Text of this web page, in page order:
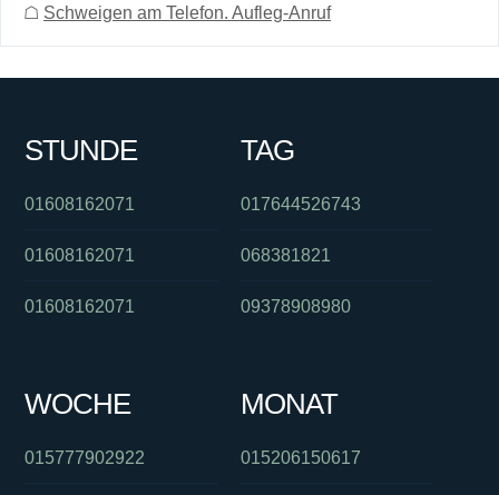
☖ Schweigen am Telefon. Aufleg-Anruf
STUNDE
01608162071
01608162071
01608162071
TAG
017644526743
068381821
09378908980
WOCHE
015777902922
MONAT
015206150617